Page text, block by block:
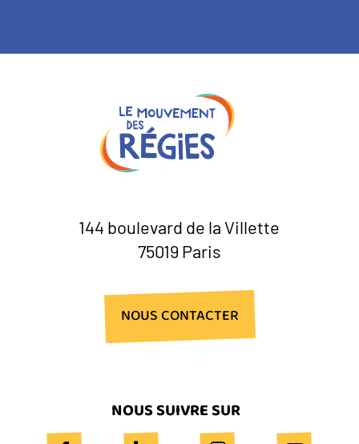
NOUS CONTACTER
144 boulevard de la Villette
75019 Paris
NOUS SUIVRE SUR